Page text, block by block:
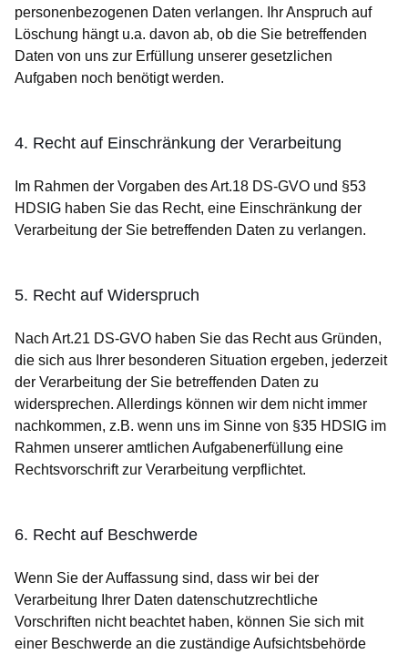
personenbezogenen Daten verlangen. Ihr Anspruch auf
Löschung hängt u.a. davon ab, ob die Sie betreffenden
Daten von uns zur Erfüllung unserer gesetzlichen
Aufgaben noch benötigt werden.
4. Recht auf Einschränkung der Verarbeitung
Im Rahmen der Vorgaben des Art.18 DS-GVO und §53
HDSIG haben Sie das Recht, eine Einschränkung der
Verarbeitung der Sie betreffenden Daten zu verlangen.
5. Recht auf Widerspruch
Nach Art.21 DS-GVO haben Sie das Recht aus Gründen,
die sich aus Ihrer besonderen Situation ergeben, jederzeit
der Verarbeitung der Sie betreffenden Daten zu
widersprechen. Allerdings können wir dem nicht immer
nachkommen, z.B. wenn uns im Sinne von §35 HDSIG im
Rahmen unserer amtlichen Aufgabenerfüllung eine
Rechtsvorschrift zur Verarbeitung verpflichtet.
6. Recht auf Beschwerde
Wenn Sie der Auffassung sind, dass wir bei der
Verarbeitung Ihrer Daten datenschutzrechtliche
Vorschriften nicht beachtet haben, können Sie sich mit
einer Beschwerde an die zuständige Aufsichtsbehörde